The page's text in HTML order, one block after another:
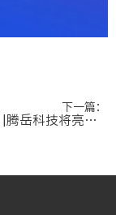
下一篇：
展商抢先知 |腾岳科技将亮相Sensor Shenzhen 2024